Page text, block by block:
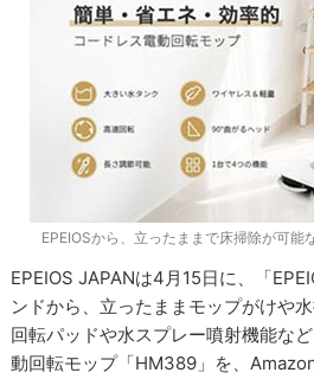
EPEIOSから、立ったままで床掃除が可能
EPEIOS JAPANは4月15日に、「
ンドから、立ったままモップがけや
回転パッドや水スプレー噴射機能な
動回転モップ「HM389」を、